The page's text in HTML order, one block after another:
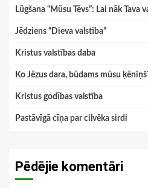
Lūgšana “Mūsu Tēvs”: Lai nāk Tava
Jēdziens “Dieva valstība”
Kristus valstības daba
Ko Jēzus dara, būdams mūsu
Kristus godības valstība
Pastāvīgā cīņa par cilvēka sirdi
Pēdējie komentāri